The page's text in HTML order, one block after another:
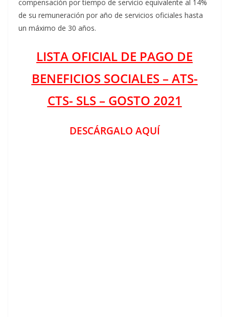
compensación por tiempo de servicio equivalente al 14%
de su remuneración por año de servicios oficiales hasta
un máximo de 30 años.
LISTA OFICIAL DE PAGO DE
BENEFICIOS SOCIALES – ATS-
CTS- SLS – GOSTO 2021
DESCÁRGALO AQUÍ